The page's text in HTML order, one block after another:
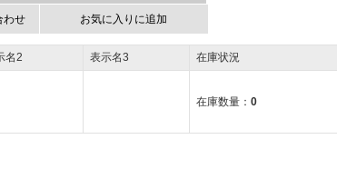
わせ お気に入りに追加
名2 表示名3 在庫状況
在庫数量： 0